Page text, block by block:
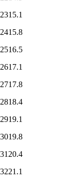
2315.1
2415.8
2516.5
2617.1
2717.8
2818.4
2919.1
3019.8
3120.4
3221.1